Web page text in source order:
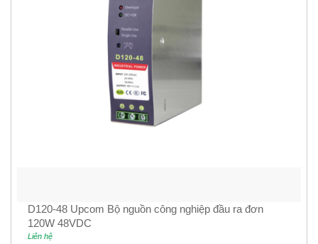
D120-48 Upcom Bộ nguồn công nghiệp đầu ra đơn
120W 48VDC
Liên hệ